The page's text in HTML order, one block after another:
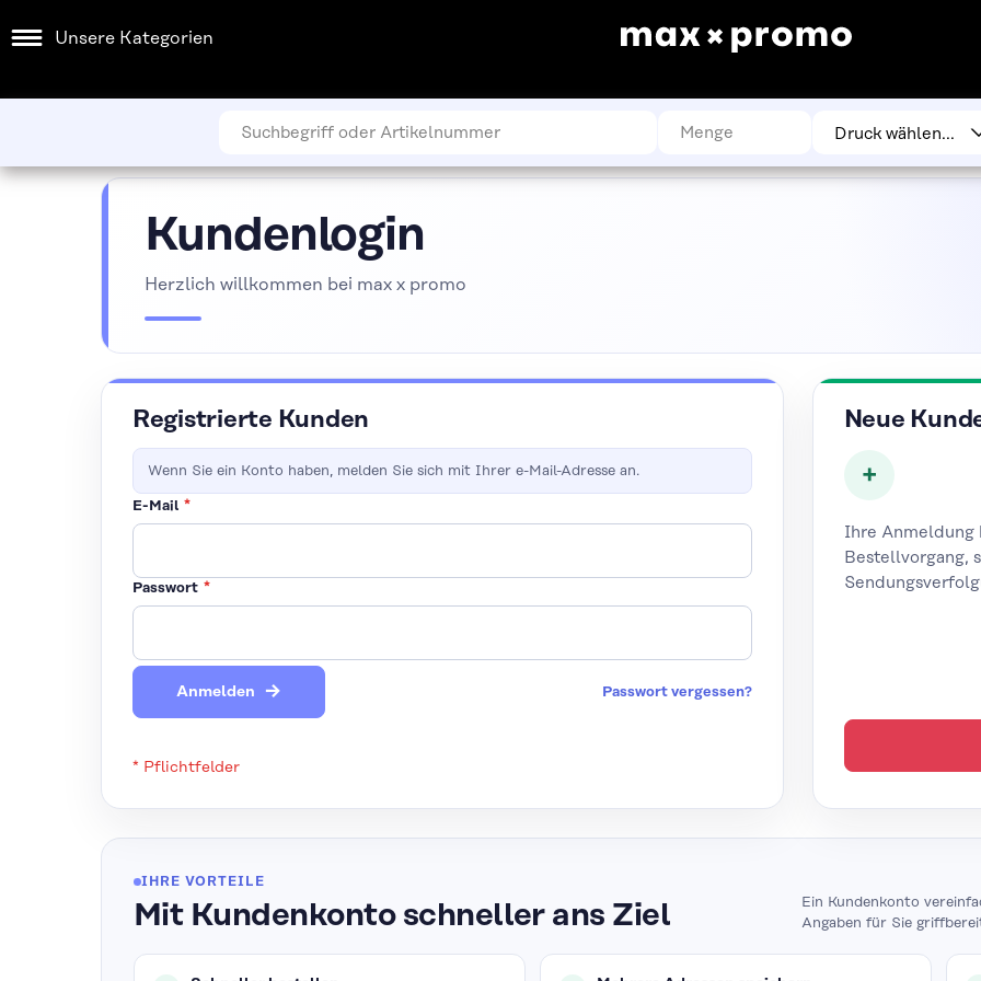
Unsere Kategorien
Kundenlogin
Herzlich willkommen bei max x promo
Registrierte Kunden
Wenn Sie ein Konto haben, melden Sie sich mit Ihrer e-Mail-Adresse an.
E-Mail
Passwort
Anmelden Passwort vergessen?
Neue
Ihre Anmeldung
Bestellvorgang,
IHRE VORTEILE
Mit Kundenkonto schneller ans Ziel
Ein Kundenkonto
Angaben für Sie